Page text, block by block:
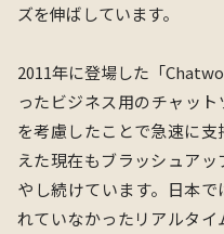
ズを伸ばしています。
2011年に登場した 「
ったビジネス用のチャッ
を考慮したことで急速に
えた現在もブラッシュア
やし続けています。日本
れていなかったリアルタ